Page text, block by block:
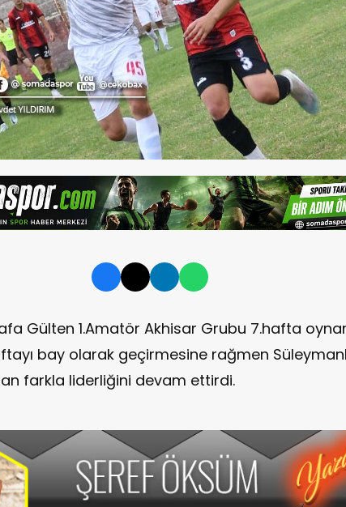
Gülten 1.Amatör Akhisar Grubu 7.hafta
bay olarak geçirmesine rağmen
farkla liderliğini devam ettirdi.